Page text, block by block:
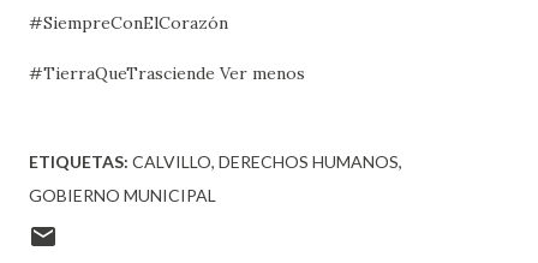
#SiempreConElCorazón
#TierraQueTrasciende Ver menos
ETIQUETAS: CALVILLO DERECHOS HUMANOS
GOBIERNO MUNICIPAL